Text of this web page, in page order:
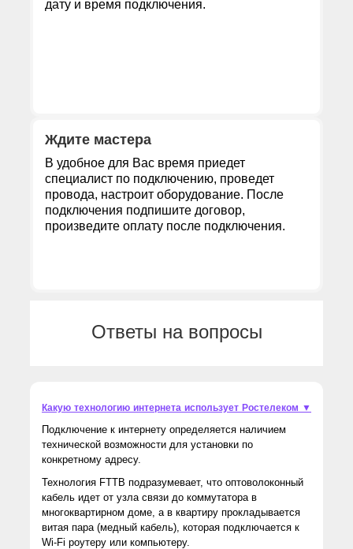
дату и время подключения.
Ждите мастера
В удобное для Вас время приедет
специалист по подключению, проведет
провода, настроит оборудование. После
подключения подпишите договор,
произведите оплату после подключения.
Ответы на вопросы
Какую технологию интернета использует Ростелеком ▼
Подключение к интернету определяется наличием
технической возможности для установки по
конкретному адресу.
Технология FTTB подразумевает, что оптоволоконный
кабель идет от узла связи до коммутатора в
многоквартирном доме, а в квартиру прокладывается
витая пара (медный кабель), которая подключается к
Wi-Fi роутеру или компьютеру.